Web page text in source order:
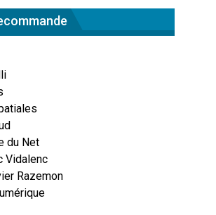
du Net
Vidalenc
Razemon